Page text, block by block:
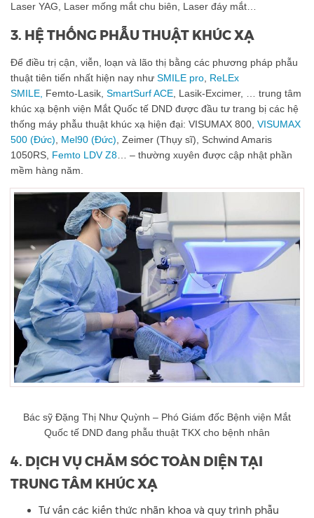
Laser YAG, Laser mống mắt chu biên, Laser đáy mắt…
3. HỆ THỐNG PHẪU THUẬT KHÚC XẠ
Để điều trị cận, viễn, loạn và lão thị bằng các phương pháp phẫu
thuật tiên tiến nhất hiện nay như SMILE pro, ReLEx
SMILE, Femto-Lasik, SmartSurf ACE, Lasik-Excimer, … trung tâm
khúc xạ bệnh viện Mắt Quốc tế DND được đầu tư trang bị các hệ
thống máy phẫu thuật khúc xạ hiện đại: VISUMAX 800, VISUMAX
500 (Đức), Mel90 (Đức), Zeimer (Thụy sĩ), Schwind Amaris
1050RS, Femto LDV Z8… – thường xuyên được cập nhật phần
mềm hàng năm.
Bác sỹ Đặng Thị Như Quỳnh – Phó Giám đốc Bệnh viện Mắt
Quốc tế DND đang phẫu thuật TKX cho bệnh nhân
4. DỊCH VỤ CHĂM SÓC TOÀN DIỆN TẠI
TRUNG TÂM KHÚC XẠ
Tư vấn các kiến thức nhãn khoa và quy trình phẫu